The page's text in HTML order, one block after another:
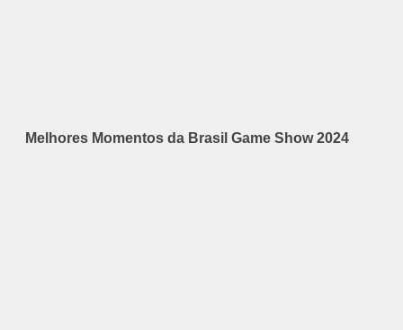
Melhores Momentos da Brasil Game Show 2024